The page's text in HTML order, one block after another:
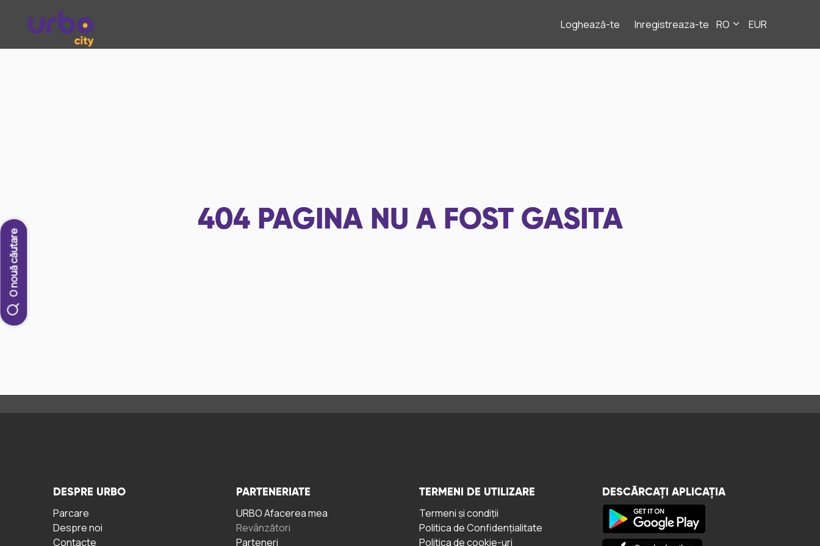
Loghează-te Inregistreaza-te RO EUR
O nouă căutare
404 PAGINA NU A FOST GASITA
DESPRE URBO
Parcare
Despre noi
Contacte
PARTENERIATE
URBO Afacerea mea
Revânzători
Parteneri
TERMENI DE UTILIZARE
Termeni și condiții
Politica de Confidențialitate
Politica de cookie-uri
DESCĂRCAȚI APLICAȚIA